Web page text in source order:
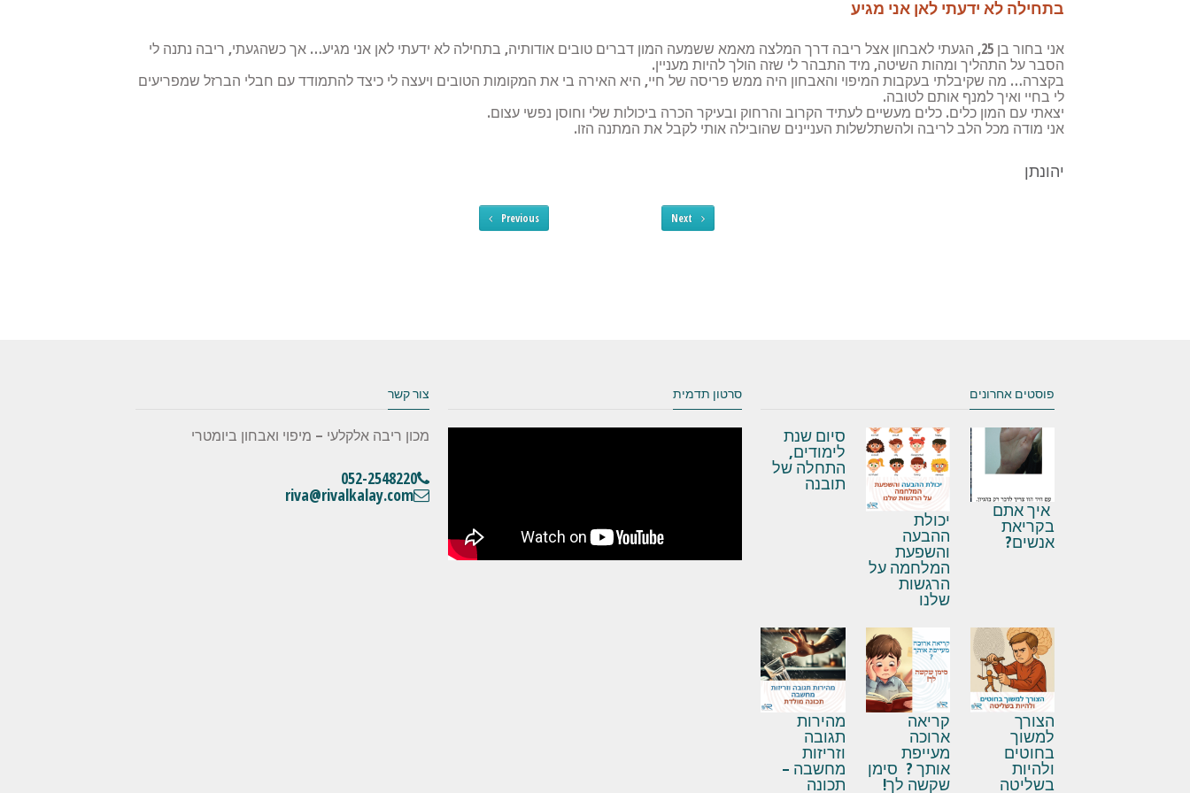
בתחילה לא ידעתי לאן אני מגיע
אני בחור בן 25, הגעתי לאבחון אצל ריבה דרך המלצה מאמא ששמעה המון דברים טובים אודותיה, בתחילה לא ידעתי לאן אני מגיע… אך כשהגעתי, ריבה נתנה לי
הסבר על התהליך ומהות השיטה, מיד התבהר לי שזה הולך להיות מעניין.
בקצרה… מה שקיבלתי בעקבות המיפוי והאבחון היה ממש פריסה של חיי, היא האירה בי את המקומות הטובים ויעצה לי כיצד להתמודד עם חבלי הברזל שמפריעים
לי בחיי ואיך למנף אותם לטובה.
יצאתי עם המון כלים. כלים מעשיים לעתיד הקרוב והרחוק ובעיקר הכרה ביכולות שלי וחוסן נפשי עצום.
אני מודה מכל הלב לריבה ולהשתלשלות העניינים שהובילה אותי לקבל את המתנה הזו.
יהונתן
Previous Next
פוסטים אחרונים
איך אתם
בקריאת
אנשים?
יכולת
ההבעה
והשפעת
המלחמה על
הרגשות
שלנו
סיום שנת
לימודים,
התחלה של
תובנה
הצורך
למשוך
בחוטים
ולהיות
בשליטה
קריאה
ארוכה
מעייפת
אותך ? סימן
שקשה לך!
מהירות
תגובה
וזריזות
מחשבה –
תכונה
סרטון תדמית צור קשר
מכון ריבה אלקלעי – מיפוי ואבחון ביומטרי
052-2548220
riva@rivalkalay.com